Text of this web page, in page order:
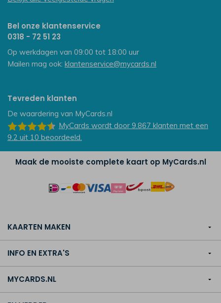
Bel onze klantenservice
0318 - 72 51 23
Op werkdagen van 09:00 tot 18:00 uur
Mailen mag ook: klantenservice@mycards.nl
Tevreden klanten
De waardering van MyCards.nl
MyCards wordt door 9.867 klanten met een
9.2 uit 10 beoordeeld.
Maak de mooiste complete kaart op MyCards.nl
KAARTEN MAKEN
INFO EN EXTRA'S
MYCARDS.NL